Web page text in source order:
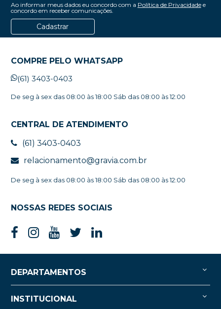
Ao informar meus dados eu concordo com a Política de Privacidadee
concordo em receber comunicações.
Cadastrar
COMPRE PELO WHATSAPP
(61) 3403-0403
De seg à sex das 08:00 às 18:00 Sáb das 08:00 às 12:00
CENTRAL DE ATENDIMENTO
(61) 3403-0403
relacionamento@gravia.com.br
De seg à sex das 08:00 às 18:00 Sáb das 08:00 às 12:00
NOSSAS REDES SOCIAIS
DEPARTAMENTOS
INSTITUCIONAL